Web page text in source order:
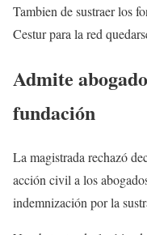
Tambien de sustraer los
Cestur para la red
Admite
fundación
La magistrada rechazó
acción civil a los
indemnización por la